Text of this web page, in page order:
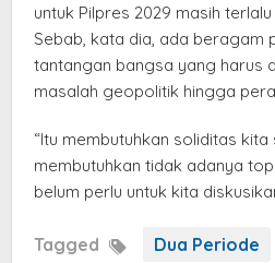
untuk Pilpres 2029 masih
Sebab, kata dia, ada beragam
tantangan bangsa yang harus
masalah geopolitik hingga
“Itu membutuhkan soliditas kita
membutuhkan tidak adanya
belum perlu untuk kita
Tagged Dua Periode